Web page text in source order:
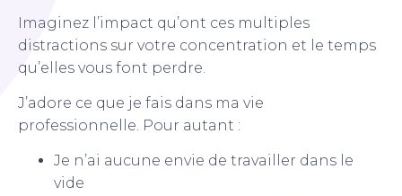
Imaginez l’impact qu’ont ces multiples
distractions sur votre concentration et le temps
qu’elles vous font perdre.
J’adore ce que je fais dans ma vie
professionnelle. Pour autant :
Je n’ai aucune envie de travailler dans le
vide